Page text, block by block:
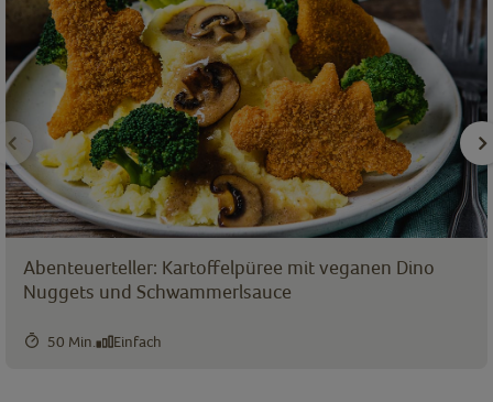
Abenteuerteller: Kartoffelpüree mit veganen Dino
Nuggets und Schwammerlsauce
50 Min. Einfach